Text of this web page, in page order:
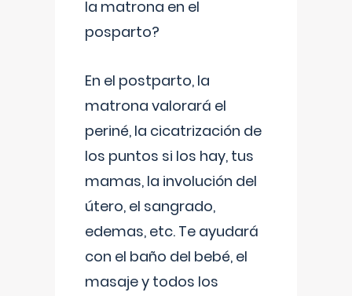
la matrona en el
posparto?
En el postparto, la
matrona valorará el
periné, la cicatrización de
los puntos si los hay, tus
mamas, la involución del
útero, el sangrado,
edemas, etc. Te ayudará
con el baño del bebé, el
masaje y todos los